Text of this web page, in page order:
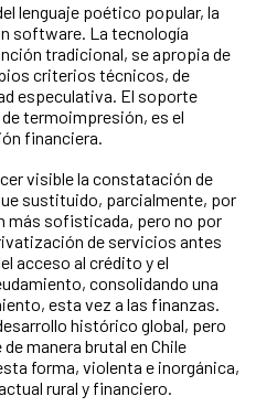
lenguaje poético popular, la
software. La tecnología
tradicional, se apropia de
criterios técnicos, de
especulativa. El soporte
termoimpresión, es el
financiera.
visible la constatación de
sustituido, parcialmente, por
más sofisticada, pero no por
de servicios antes
acceso al crédito y el
consolidando una
esta vez a las finanzas.
histórico global, pero
manera brutal en Chile
forma, violenta e inorgánica,
rural y financiero.